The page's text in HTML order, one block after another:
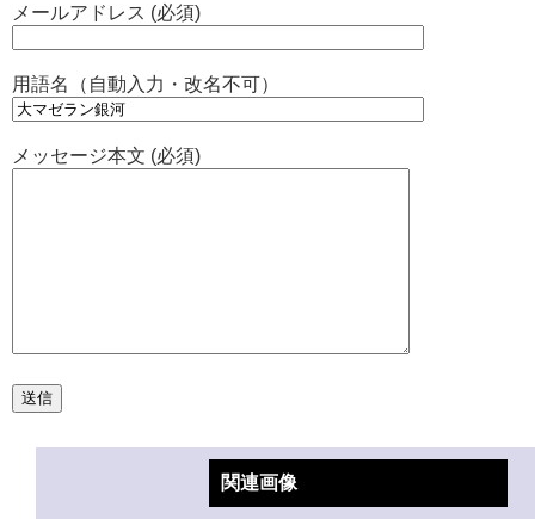
メールアドレス (必須)
用語名（自動入力・改名不可）
メッセージ本文 (必須)
関連画像